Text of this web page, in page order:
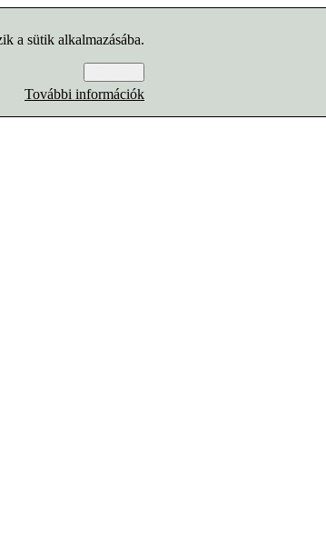
a sütik alkalmazásába.
További információk